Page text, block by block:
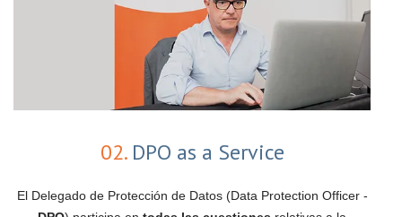
02.DPO as a Service
El Delegado de Protección de Datos (Data Protection Officer -